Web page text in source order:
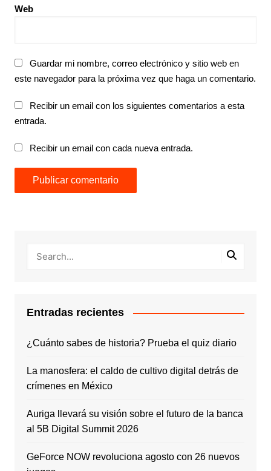
Web
Guardar mi nombre, correo electrónico y sitio web en
este navegador para la próxima vez que haga un comentario.
Recibir un email con los siguientes comentarios a esta
entrada.
Recibir un email con cada nueva entrada.
Entradas recientes
¿Cuánto sabes de historia? Prueba el quiz diario
La manosfera: el caldo de cultivo digital detrás de
crímenes en México
Auriga llevará su visión sobre el futuro de la banca
al 5B Digital Summit 2026
GeForce NOW revoluciona agosto con 26 nuevos